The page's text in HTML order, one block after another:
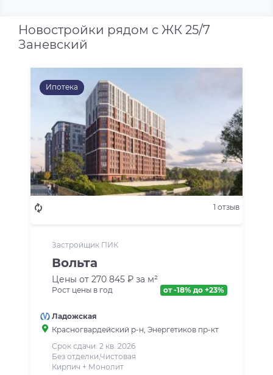
Новостройки рядом с ЖК 25/7
Заневский
Ипотека
1 отзыв
Застройщик ПИК
Вольта
Цены от 270 845 ₽ за м²
Рост цены в год от -18% до +23%
Ладожская
Красногвардейский р-н , Энергетиков пр-кт
Срок сдачи: 2 кв. 2026
Без отделки,Чистовая
Кирпич + Монолит